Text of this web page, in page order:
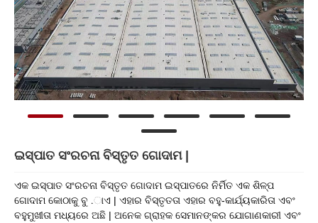
ଇସ୍ପାତ ସଂରଚନା ବିସ୍ତୃତ ଗୋଦାମ |
ଏକ ଇସ୍ପାତ ସଂରଚନା ବିସ୍ତୃତ ଗୋଦାମ ଇସ୍ପାତରେ ନିର୍ମିତ ଏକ ଶିଳ୍ପ
ଗୋଦାମ କୋଠାକୁ ବୁ .ାଏ | ଏହାର ବିସ୍ତୃତତା ଏହାର ବହୁ-କାର୍ଯ୍ୟକାରିତା ଏବଂ
ବହୁମୁଖୀତା ମଧ୍ୟରେ ଅଛି | ଅନେକ ଗ୍ରାହକ ସେମାନଙ୍କର ଯୋଗାଣକାରୀ ଏବଂ